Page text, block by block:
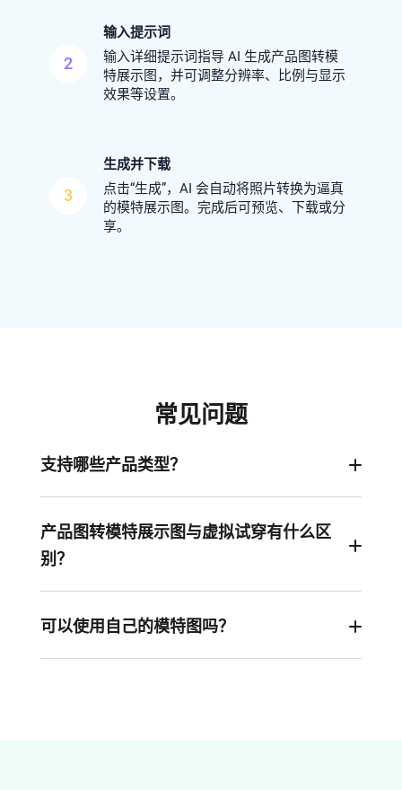
2
输入提示词
输入详细提示词指导 AI 生成产品图转模
特展示图，并可调整分辨率、比例与显示
效果等设置。
3
生成并下载
点击“生成”，AI 会自动将照片转换为逼真
的模特展示图。完成后可预览、下载或分
享。
常见问题
支持哪些产品类型？
裙、外套）、配饰（帽子、包袋、鞋子、珠宝），
以及多件套穿搭和传统服饰。
产品图转模特展示图与虚拟试穿有什么区
别？
片。而产品图转模特展示图工具只需上传产品照
可以使用自己的模特图吗？